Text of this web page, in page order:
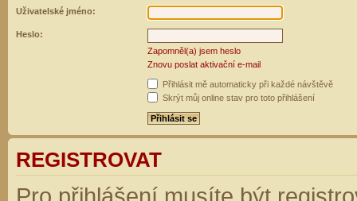
Uživatelské jméno:
Heslo:
Zapomněl(a) jsem heslo
Znovu poslat aktivační e-mail
Přihlásit mě automaticky při každé návštěvě
Skrýt můj online stav pro toto přihlášení
REGISTROVAT
Pro přihlášení musíte být